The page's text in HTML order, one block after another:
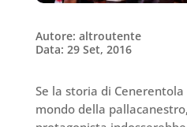
Autore: altroutente
Data: 29 Set, 2016
Se la storia di
mondo della